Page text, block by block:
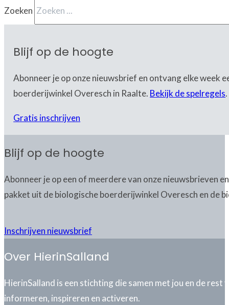
Zoeken
Blijf op de hoogte
Abonneer je op onze nieuwsbrief en ontvang elke week
boerderijwinkel Overesch in Raalte. Bekijk de spelregels.
Gratis inschrijven
Blijf op de hoogte
Abonneer je op een of meerdere van onze nieuwsbrieven
pakket uit de biologische boerderijwinkel Overesch en de
Inschrijven nieuwsbrief
Over HierinSalland
HierinSalland is een stichting die samen met jou en de
informeren, inspireren en activeren.